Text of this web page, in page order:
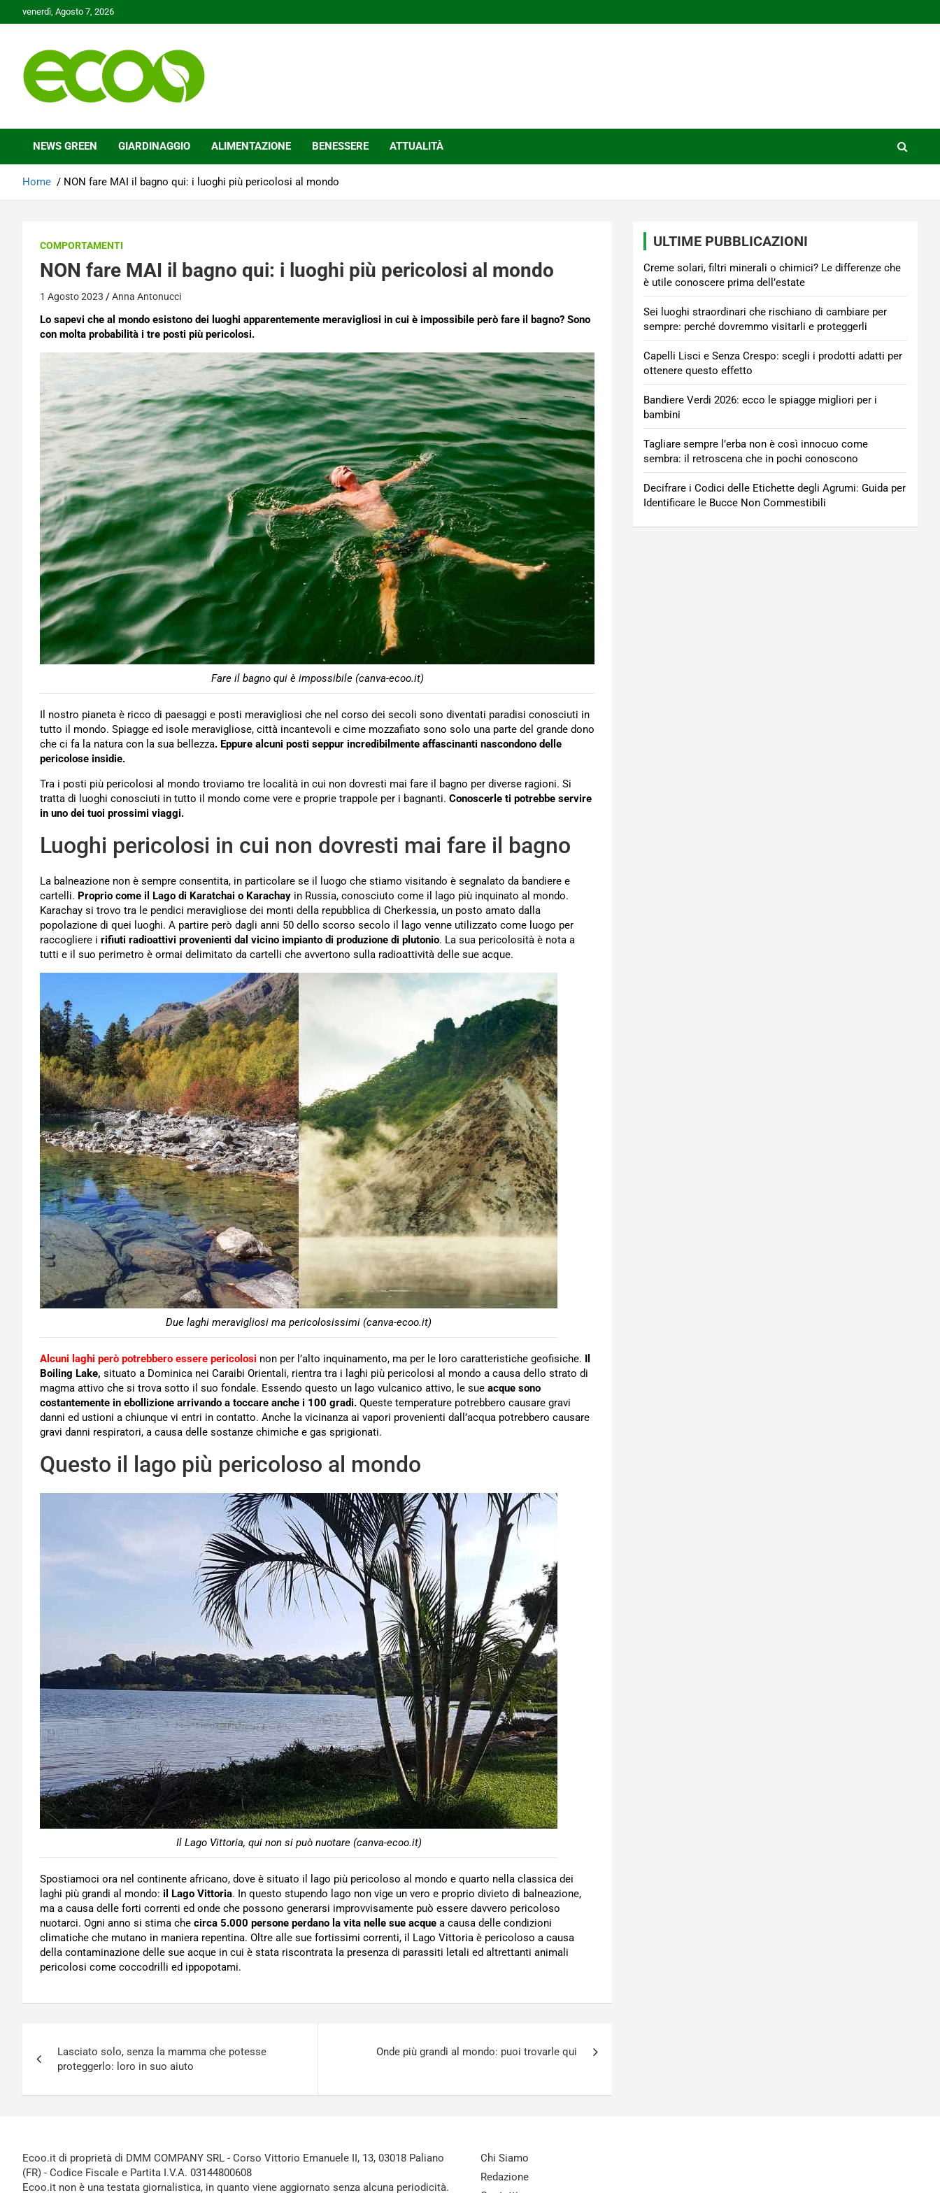
to
venerdì, Agosto 7, 2026
Ecoo.it
NEWS GREEN GIARDINAGGIO ALIMENTAZIONE BENESSERE ATTUALITÀ
Home NON fare MAI il bagno qui: i luoghi più pericolosi al mondo
COMPORTAMENTI
NON fare MAI il bagno qui: i luoghi più pericolosi al mondo
1 Agosto 2023 Anna Antonucci
Lo sapevi che al mondo esistono dei luoghi apparentemente meravigliosi in cui è impossibile però fare il bagno? Sono
con molta probabilità i tre posti più pericolosi.
Fare il bagno qui è impossibile (canva-ecoo.it)
Il nostro pianeta è ricco di paesaggi e posti meravigliosi che nel corso dei secoli sono diventati paradisi conosciuti in
tutto il mondo. Spiagge ed isole meravigliose, città incantevoli e cime mozzafiato sono solo una parte del grande dono
che ci fa la natura con la sua bellezza. Eppure alcuni posti seppur incredibilmente affascinanti nascondono delle
pericolose insidie.
Tra i posti più pericolosi al mondo troviamo tre località in cui non dovresti mai fare il bagno per diverse ragioni. Si
tratta di luoghi conosciuti in tutto il mondo come vere e proprie trappole per i bagnanti. Conoscerle ti potrebbe servire
in uno dei tuoi prossimi viaggi.
Luoghi pericolosi in cui non dovresti mai fare il bagno
La balneazione non è sempre consentita, in particolare se il luogo che stiamo visitando è segnalato da bandiere e
cartelli. Proprio come il Lago di Karatchai o Karachay in Russia, conosciuto come il lago più inquinato al mondo.
Karachay si trovo tra le pendici meravigliose dei monti della repubblica di Cherkessia, un posto amato dalla
popolazione di quei luoghi. A partire però dagli anni 50 dello scorso secolo il lago venne utilizzato come luogo per
raccogliere i rifiuti radioattivi provenienti dal vicino impianto di produzione di plutonio. La sua pericolosità è nota a
tutti e il suo perimetro è ormai delimitato da cartelli che avvertono sulla radioattività delle sue acque.
Due laghi meravigliosi ma pericolosissimi (canva-ecoo.it)
Alcuni laghi però potrebbero essere pericolosi non per l’alto inquinamento, ma per le loro caratteristiche geofisiche. Il
Boiling Lake, situato a Dominica nei Caraibi Orientali, rientra tra i laghi più pericolosi al mondo a causa dello strato di
magma attivo che si trova sotto il suo fondale. Essendo questo un lago vulcanico attivo, le sue acque sono
costantemente in ebollizione arrivando a toccare anche i 100 gradi. Queste temperature potrebbero causare gravi
danni ed ustioni a chiunque vi entri in contatto. Anche la vicinanza ai vapori provenienti dall’acqua potrebbero causare
gravi danni respiratori, a causa delle sostanze chimiche e gas sprigionati.
Questo il lago più pericoloso al mondo
Il Lago Vittoria, qui non si può nuotare (canva-ecoo.it)
Spostiamoci ora nel continente africano, dove è situato il lago più pericoloso al mondo e quarto nella classica dei
laghi più grandi al mondo: il Lago Vittoria. In questo stupendo lago non vige un vero e proprio divieto di balneazione,
ma a causa delle forti correnti ed onde che possono generarsi improvvisamente può essere davvero pericoloso
nuotarci. Ogni anno si stima che circa 5.000 persone perdano la vita nelle sue acque a causa delle condizioni
climatiche che mutano in maniera repentina. Oltre alle sue fortissimi correnti, il Lago Vittoria è pericoloso a causa
della contaminazione delle sue acque in cui è stata riscontrata la presenza di parassiti letali ed altrettanti animali
pericolosi come coccodrilli ed ippopotami.
articoli
Lasciato solo, senza la mamma che potesse
proteggerlo: loro in suo aiuto
Onde più grandi al mondo: puoi trovarle qui
ULTIME PUBBLICAZIONI
Creme solari, filtri minerali o chimici? Le differenze che
è utile conoscere prima dell’estate
Sei luoghi straordinari che rischiano di cambiare per
sempre: perché dovremmo visitarli e proteggerli
Capelli Lisci e Senza Crespo: scegli i prodotti adatti per
ottenere questo effetto
Bandiere Verdi 2026: ecco le spiagge migliori per i
bambini
Tagliare sempre l’erba non è così innocuo come
sembra: il retroscena che in pochi conoscono
Decifrare i Codici delle Etichette degli Agrumi: Guida per
Identificare le Bucce Non Commestibili
Ecoo.it di proprietà di DMM COMPANY SRL - Corso Vittorio Emanuele II, 13, 03018 Paliano
(FR) - Codice Fiscale e Partita I.V.A. 03144800608
Ecoo.it non è una testata giornalistica, in quanto viene aggiornato senza alcuna periodicità.
Chi Siamo
Redazione